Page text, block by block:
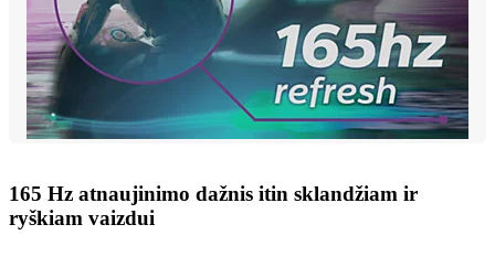
165 Hz atnaujinimo dažnis itin sklandžiam ir
ryškiam vaizdui